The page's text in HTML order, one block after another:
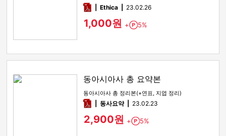
pdfEthica 23.02.26
1,000원 + Point
5%
동아시아사 총 요약본
동아시아사 총 정리본(+연표, 지엽 정리)
pdf동사요약 23.02.23
2,900원 + Point
5%